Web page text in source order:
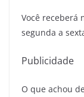
Você receberá
segunda a
Publicidade
O que achou